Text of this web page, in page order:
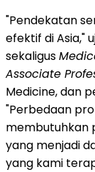
"Pendekatan
efektif di Asia,"
sekaligus
Associate
Medicine, dan
"Perbedaan
membutuhkan
yang menjadi
yang kami